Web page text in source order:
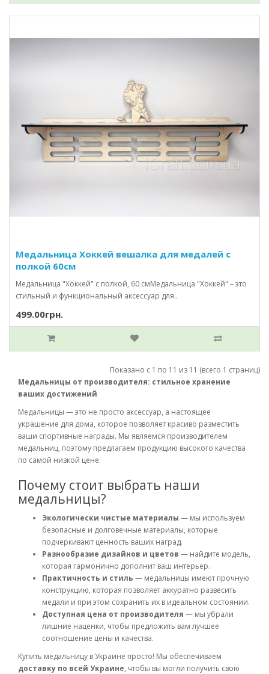
Медальница Хоккей вешалка для медалей с
полкой 60см
Медальница "Хоккей" с полкой, 60 смМедальница "Хоккей" – это
стильный и функциональный аксессуар для..
499.00грн.
Показано с 1 по 11 из 11 (всего 1 страниц)
Медальницы от производителя: стильное хранение
ваших достижений
Медальницы — это не просто аксессуар, а настоящее
украшение для дома, которое позволяет красиво разместить
ваши спортивные награды. Мы являемся производителем
медальниц, поэтому предлагаем продукцию высокого качества
по самой низкой цене.
Почему стоит выбрать наши
медальницы?
Экологически чистые материалы — мы используем
безопасные и долговечные материалы, которые
подчеркивают ценность ваших наград.
Разнообразие дизайнов и цветов — найдите модель,
которая гармонично дополнит ваш интерьер.
Практичность и стиль — медальницы имеют прочную
конструкцию, которая позволяет аккуратно развесить
медали и при этом сохранить их в идеальном состоянии.
Доступная цена от производителя — мы убрали
лишние наценки, чтобы предложить вам лучшее
соотношение цены и качества.
Купить медальницу в Украине просто! Мы обеспечиваем
доставку по всей Украине, чтобы вы могли получить свою